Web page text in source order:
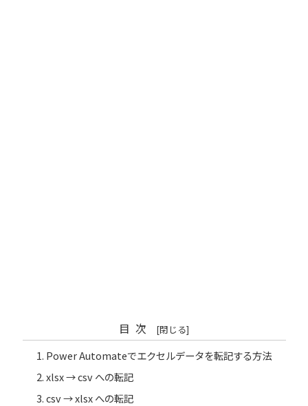
目次
Power Automateでエクセルデータを転記する方法
xlsx → csv への転記
csv → xlsx への転記